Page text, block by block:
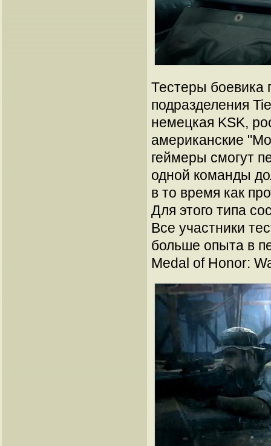
Тестеры боевика
подразделения
немецкая KSK,
американские
геймеры смогут
одной команды
в то время как
Для этого типа
Все участники
больше опыта в
Medal of Honor: